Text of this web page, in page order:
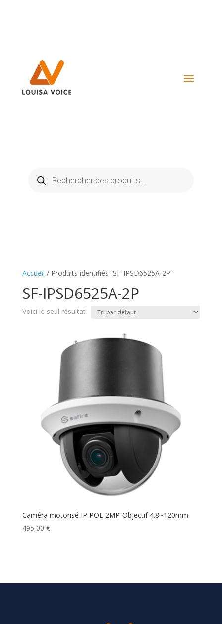
produits
Accueil / Produits identifiés “SF-IPSD6525A-2P”
SF-IPSD6525A-2P
Voici le seul résultat
Caméra motorisé IP POE 2MP-Objectif 4.8~120mm
495,00 €